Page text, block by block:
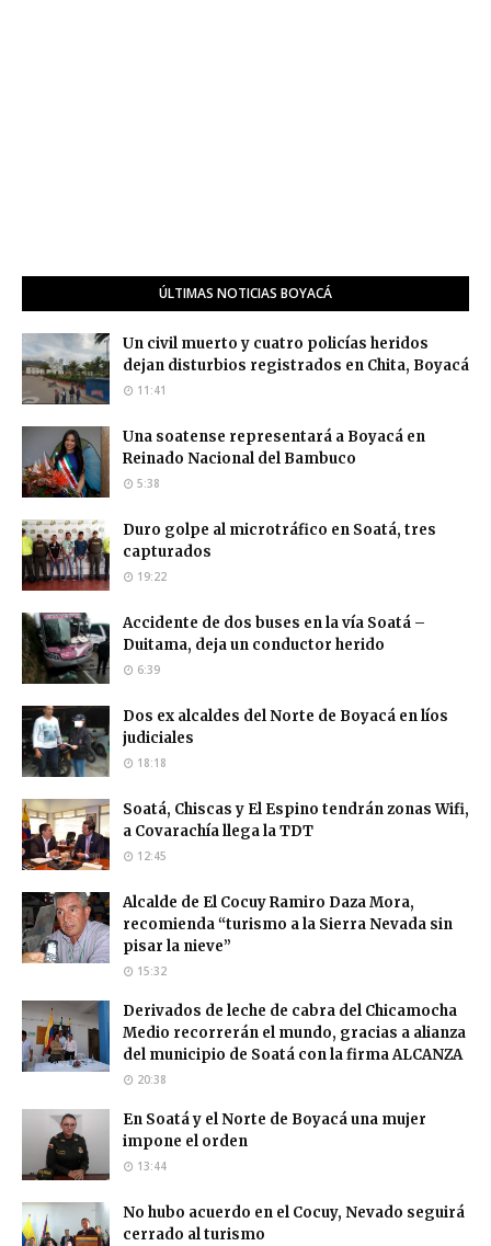
ÚLTIMAS NOTICIAS BOYACÁ
Un civil muerto y cuatro policías heridos
dejan disturbios registrados en Chita, Boyacá
11:41
Una soatense representará a Boyacá en
Reinado Nacional del Bambuco
5:38
Duro golpe al microtráfico en Soatá, tres
capturados
19:22
Accidente de dos buses en la vía Soatá –
Duitama, deja un conductor herido
6:39
Dos ex alcaldes del Norte de Boyacá en líos
judiciales
18:18
Soatá, Chiscas y El Espino tendrán zonas Wifi,
a Covarachía llega la TDT
12:45
Alcalde de El Cocuy Ramiro Daza Mora,
recomienda “turismo a la Sierra Nevada sin
pisar la nieve”
15:32
Derivados de leche de cabra del Chicamocha
Medio recorrerán el mundo, gracias a alianza
del municipio de Soatá con la firma ALCANZA
20:38
En Soatá y el Norte de Boyacá una mujer
impone el orden
13:44
No hubo acuerdo en el Cocuy, Nevado seguirá
cerrado al turismo